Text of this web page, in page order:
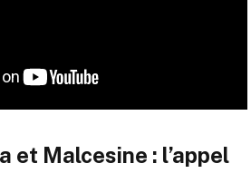
et Malcesine : l’appel